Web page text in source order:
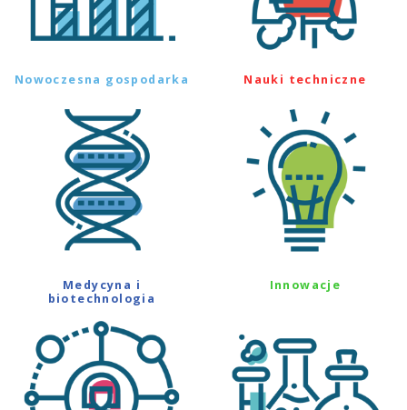
Nowoczesna gospodarka Nauki techniczne
Medycyna i
biotechnologia
Innowacje